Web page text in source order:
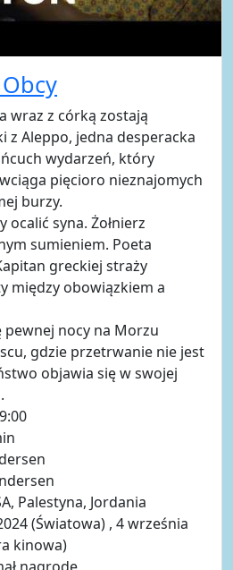
wraz z córką zostają
z Aleppo, jedna desperacka
wydarzeń, który
pięcioro nieznajomych
burzy.
syna. Żołnierz
sumieniem. Poeta
greckiej straży
między obowiązkiem a
nocy na Morzu
gdzie przetrwanie nie jest
objawia się w swojej
Palestyna, Jordania
(Światowa) , 4 września
kinowa)